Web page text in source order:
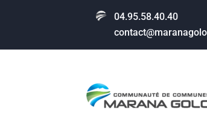
04.95.58.40.40